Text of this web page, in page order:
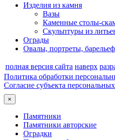
Изделия из камня
Вазы
Каменные столы-
Скульптуры из
Ограды
Овалы, портреты,
полная версия сайта наверх
Политика обработки
Согласие субъекта
×
Памятники
Памятники авторские
Оградки